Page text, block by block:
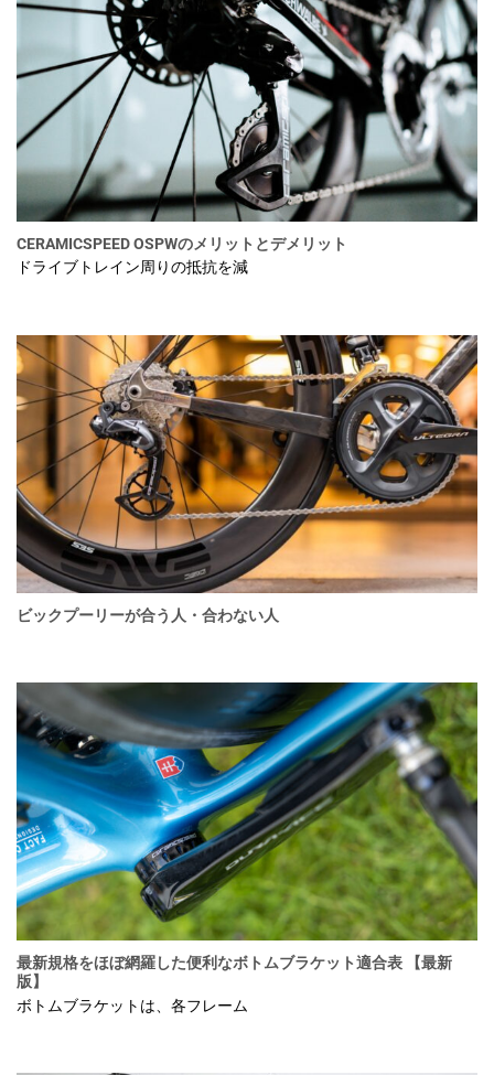
CERAMICSPEED OSPWのメリットとデメリット
ドライブトレイン周りの抵抗を減
ビックプーリーが合う人・合わない人
最新規格をほぼ網羅した便利なボトムブラケット適合表 【最新
版】
ボトムブラケットは、各フレーム